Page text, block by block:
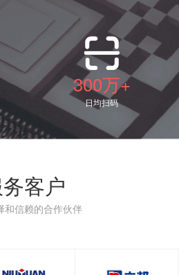
300万+
日均扫码
客户
和信赖的合作伙伴